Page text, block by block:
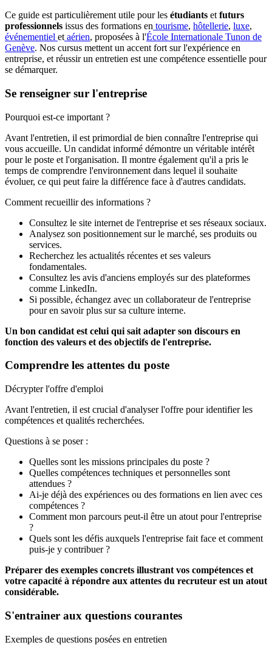
Ce guide est particulièrement utile pour les étudiants et futurs
professionnels issus des formations en tourisme, hôtellerie, luxe,
événementiel et aérien, proposées à l'École Internationale Tunon de
Genève. Nos cursus mettent un accent fort sur l'expérience en
entreprise, et réussir un entretien est une compétence essentielle pour
se démarquer.
Se renseigner sur l'entreprise
Pourquoi est-ce important ?
Avant l'entretien, il est primordial de bien connaître l'entreprise qui
vous accueille. Un candidat informé démontre un véritable intérêt
pour le poste et l'organisation. Il montre également qu'il a pris le
temps de comprendre l'environnement dans lequel il souhaite
évoluer, ce qui peut faire la différence face à d'autres candidats.
Comment recueillir des informations ?
Consultez le site internet de l'entreprise et ses réseaux sociaux.
Analysez son positionnement sur le marché, ses produits ou
services.
Recherchez les actualités récentes et ses valeurs
fondamentales.
Consultez les avis d'anciens employés sur des plateformes
comme LinkedIn.
Si possible, échangez avec un collaborateur de l'entreprise
pour en savoir plus sur sa culture interne.
Un bon candidat est celui qui sait adapter son discours en
fonction des valeurs et des objectifs de l'entreprise.
Comprendre les attentes du poste
Décrypter l'offre d'emploi
Avant l'entretien, il est crucial d'analyser l'offre pour identifier les
compétences et qualités recherchées.
Questions à se poser :
Quelles sont les missions principales du poste ?
Quelles compétences techniques et personnelles sont
attendues ?
Ai-je déjà des expériences ou des formations en lien avec ces
compétences ?
Comment mon parcours peut-il être un atout pour l'entreprise
?
Quels sont les défis auxquels l'entreprise fait face et comment
puis-je y contribuer ?
Préparer des exemples concrets illustrant vos compétences et
votre capacité à répondre aux attentes du recruteur est un atout
considérable.
S'entrainer aux questions courantes
Exemples de questions posées en entretien